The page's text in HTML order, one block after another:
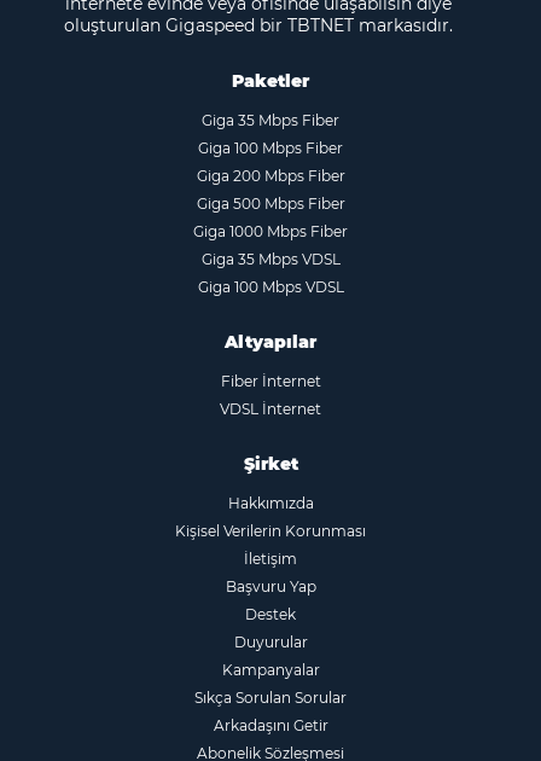
oluşturulan Gigaspeed bir TBTNET markasıdır.
Paketler
Giga 35 Mbps Fiber
Giga 100 Mbps Fiber
Giga 200 Mbps Fiber
Giga 500 Mbps Fiber
Giga 1000 Mbps Fiber
Giga 35 Mbps VDSL
Giga 100 Mbps VDSL
Altyapılar
Fiber İnternet
VDSL İnternet
Şirket
Hakkımızda
Kişisel Verilerin Korunması
İletişim
Başvuru Yap
Destek
Duyurular
Kampanyalar
Sıkça Sorulan Sorular
Arkadaşını Getir
Abonelik Sözleşmesi